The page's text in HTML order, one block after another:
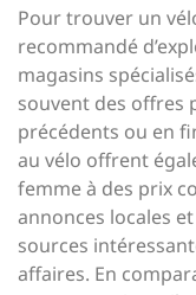
Pour trouver un
recommandé
magasins
souvent des offres
précédents ou en
au vélo offrent
femme à des prix
annonces locales
sources
affaires. En